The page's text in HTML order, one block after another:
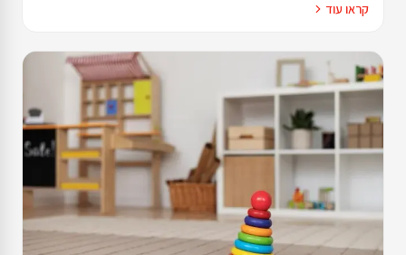
קראו עוד